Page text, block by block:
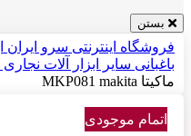
بستن
فروشگاه اینترنتی سرو ایران
باغبانی سایر ابزار آلات نجاری
ماکیتا MKP081 makita
اتمام موجودی